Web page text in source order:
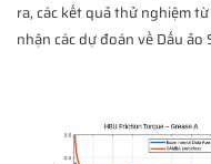
ra, các kết quả thử nghiệm
nhận các dự đoán về Dấu